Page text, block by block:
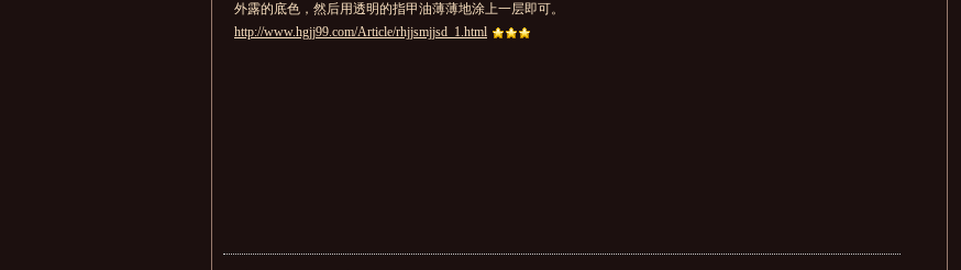
外露的底色，然后用透明的指甲油薄薄地涂上一层即可。
http://www.hgjj99.com/Article/rhjjsmjjsd_1.html